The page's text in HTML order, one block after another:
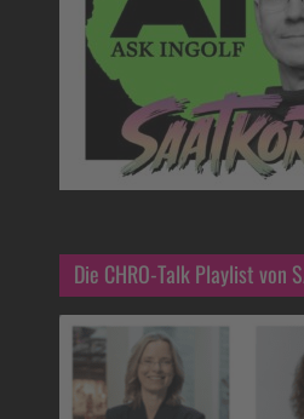
Die CHRO-Talk Playlist von